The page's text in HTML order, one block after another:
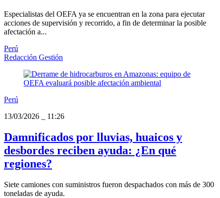
Especialistas del OEFA ya se encuentran en la zona para ejecutar
acciones de supervisión y recorrido, a fin de determinar la posible
afectación a...
Perú
Redacción Gestión
Perú
13/03/2026
11:26
Damnificados por lluvias, huaicos y
desbordes reciben ayuda: ¿En qué
regiones?
Siete camiones con suministros fueron despachados con más de 300
toneladas de ayuda.